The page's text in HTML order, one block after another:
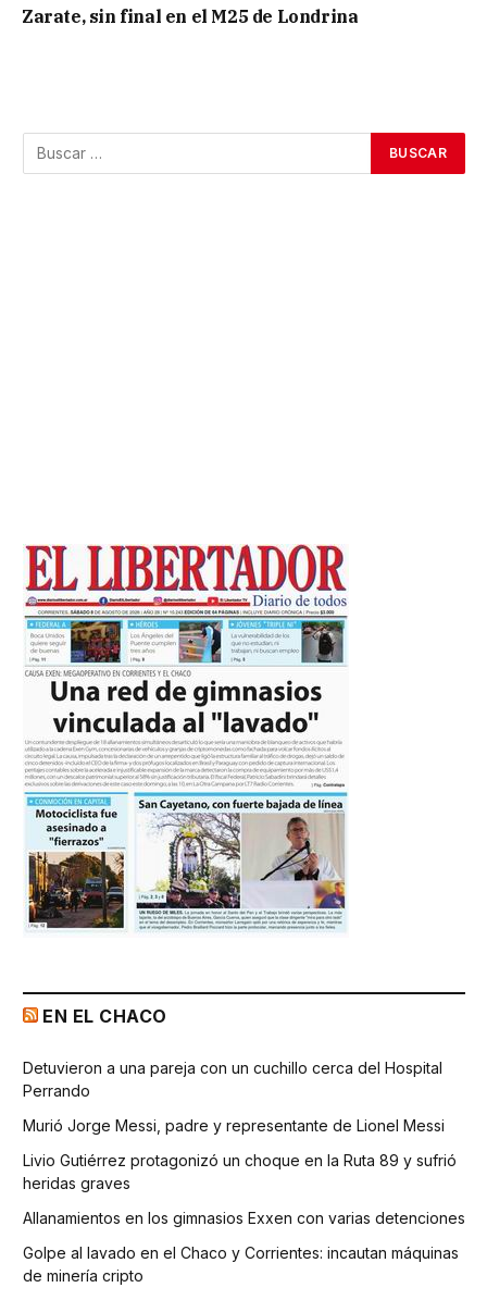
Zarate, sin final en el M25 de Londrina
EN EL CHACO
Detuvieron a una pareja con un cuchillo cerca del Hospital
Perrando
Murió Jorge Messi, padre y representante de Lionel Messi
Livio Gutiérrez protagonizó un choque en la Ruta 89 y sufrió
heridas graves
Allanamientos en los gimnasios Exxen con varias detenciones
Golpe al lavado en el Chaco y Corrientes: incautan máquinas
de minería cripto